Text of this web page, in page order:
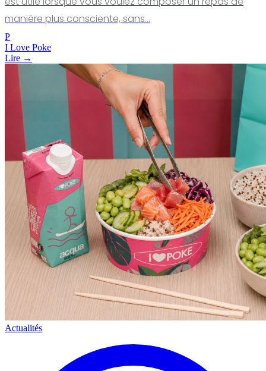
manière plus consciente, sans…
P
I Love Poke
Lire →
Actualités